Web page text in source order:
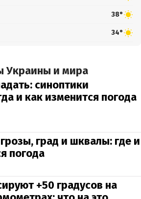
38°
34°
Украины и мира
синоптики
и как изменится погода
град и шквалы: где и
погода
+50 градусов на